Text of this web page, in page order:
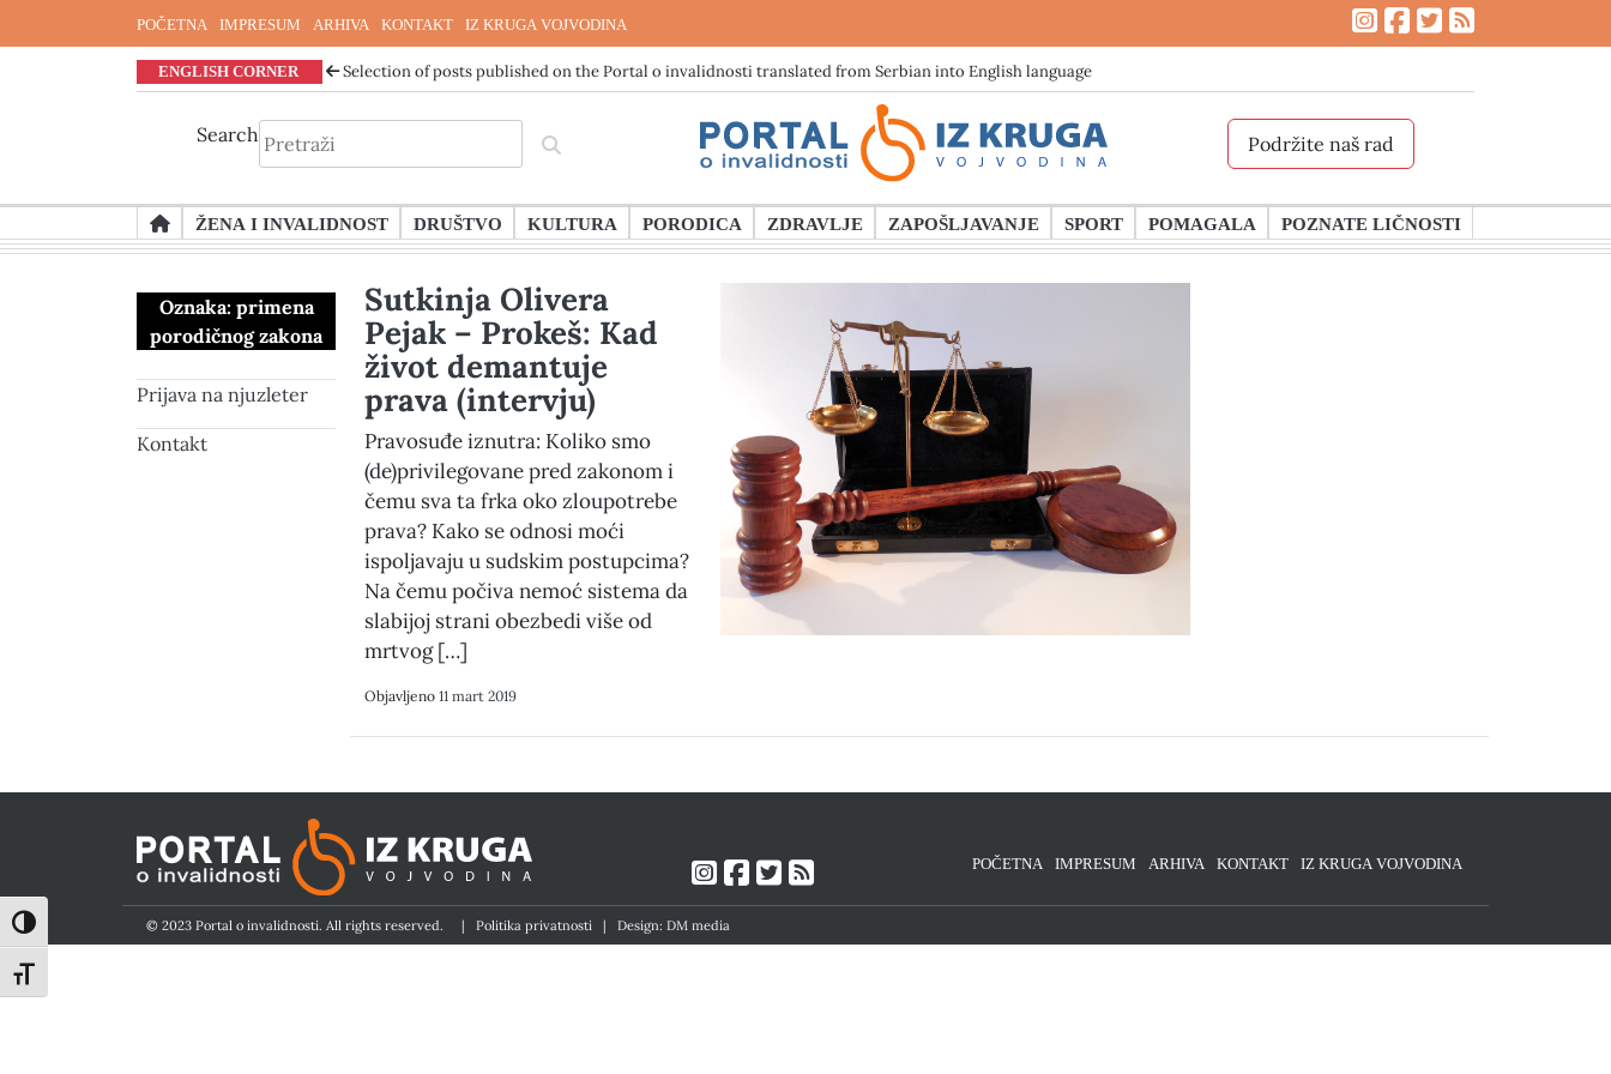
Toggle High Contrast
Toggle Font size
POČETNA IMPRESUM ARHIVA KONTAKT IZ KRUGA VOJVODINA
ENGLISH CORNER Selection of posts published on the Portal o invalidnosti translated from Serbian into English language
Search Podržite naš rad
to
content
ŽENA I INVALIDNOST DRUŠTVO KULTURA PORODICA ZDRAVLJE ZAPOŠLJAVANJE SPORT POMAGALA POZNATE LIČNOSTI
Oznaka: primena
porodičnog zakona
Prijava na njuzleter
Kontakt
Sutkinja Olivera
Pejak – Prokeš: Kad
život demantuje
prava (intervju)
Pravosuđe iznutra: Koliko smo
(de)privilegovane pred zakonom i
čemu sva ta frka oko zloupotrebe
prava? Kako se odnosi moći
ispoljavaju u sudskim postupcima?
Na čemu počiva nemoć sistema da
slabijoj strani obezbedi više od
mrtvog […]
Objavljeno 11 mart 2019
POČETNA IMPRESUM ARHIVA KONTAKT IZ KRUGA VOJVODINA
© 2023 Portal o invalidnosti. All rights reserved. | Politika privatnosti | Design: DM media